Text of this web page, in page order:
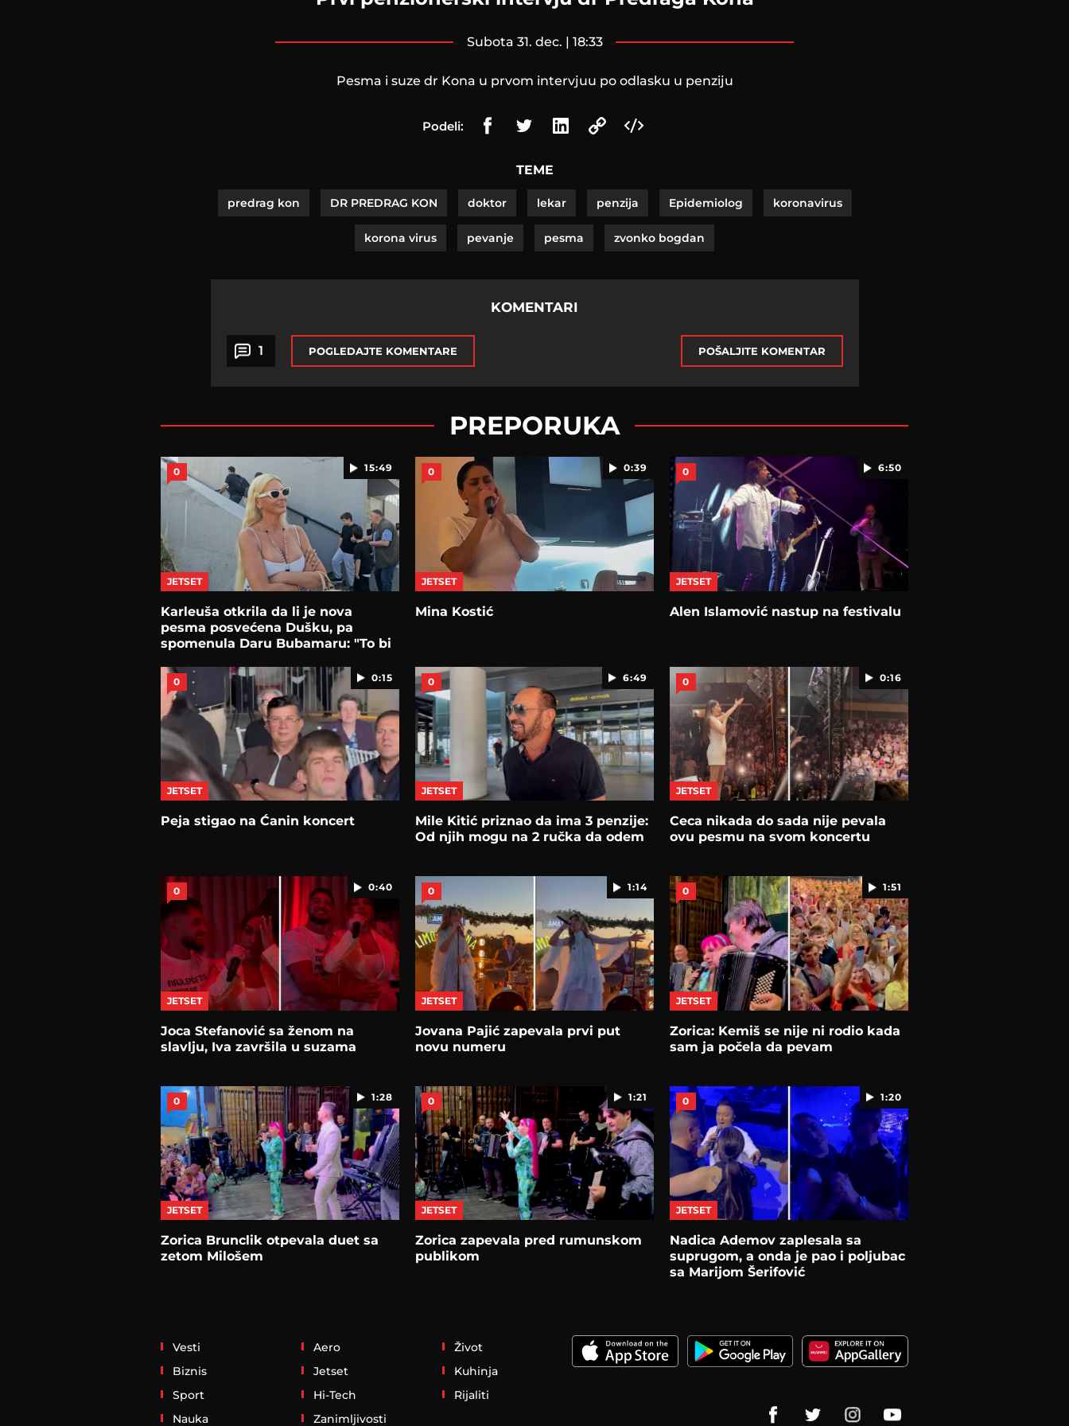
subota 31. dec. | 18:33
Pesma i suze dr Kona u prvom intervjuu po odlasku u penziju
Podeli:
TEME
predrag kon DR PREDRAG KON doktor lekar penzija Epidemiolog koronavirus
korona virus pevanje pesma zvonko bogdan
KOMENTARI
1 POGLEDAJTE KOMENTARE POŠALJITE KOMENTAR
PREPORUKA
15:49
0
JETSET
Karleuša otkrila da li je nova
pesma posvećena Dušku, pa
spomenula Daru Bubamaru: "To bi
0:39
0
JETSET
Mina Kostić
6:50
0
JETSET
Alen Islamović nastup na festivalu
0:15
0
JETSET
Peja stigao na Ćanin koncert
6:49
0
JETSET
Mile Kitić priznao da ima 3 penzije:
Od njih mogu na 2 ručka da odem
0:16
0
JETSET
Ceca nikada do sada nije pevala
ovu pesmu na svom koncertu
0:40
0
JETSET
Joca Stefanović sa ženom na
slavlju, Iva završila u suzama
1:14
0
JETSET
Jovana Pajić zapevala prvi put
novu numeru
1:51
0
JETSET
Zorica: Kemiš se nije ni rodio kada
sam ja počela da pevam
1:28
0
JETSET
Zorica Brunclik otpevala duet sa
zetom Milošem
1:21
0
JETSET
Zorica zapevala pred rumunskom
publikom
1:20
0
JETSET
Nadica Ademov zaplesala sa
suprugom, a onda je pao i poljubac
sa Marijom Šerifović
Vesti
Biznis
Sport
Nauka
Aero
Jetset
Hi-Tech
Zanimljivosti
Život
Kuhinja
Rijaliti